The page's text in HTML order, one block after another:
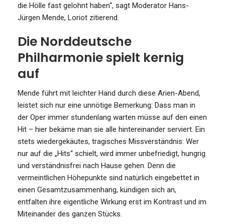
die Hölle fast gelohnt haben“, sagt Moderator Hans-
Jürgen Mende, Loriot zitierend.
Die Norddeutsche
Philharmonie spielt kernig
auf
Mende führt mit leichter Hand durch diese Arien-Abend,
leistet sich nur eine unnötige Bemerkung: Dass man in
der Oper immer stundenlang warten müsse auf den einen
Hit – hier bekäme man sie alle hintereinander serviert. Ein
stets wiedergekäutes, tragisches Missverständnis: Wer
nur auf die „Hits“ schielt, wird immer unbefriedigt, hungrig
und verständnisfrei nach Hause gehen. Denn die
vermeintlichen Höhepunkte sind natürlich eingebettet in
einen Gesamtzusammenhang, kündigen sich an,
entfalten ihre eigentliche Wirkung erst im Kontrast und im
Miteinander des ganzen Stücks.